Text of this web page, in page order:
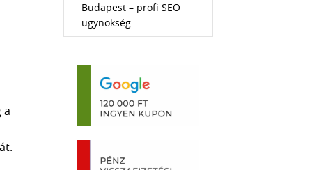
a
Budapest – profi SEO
ügynökség